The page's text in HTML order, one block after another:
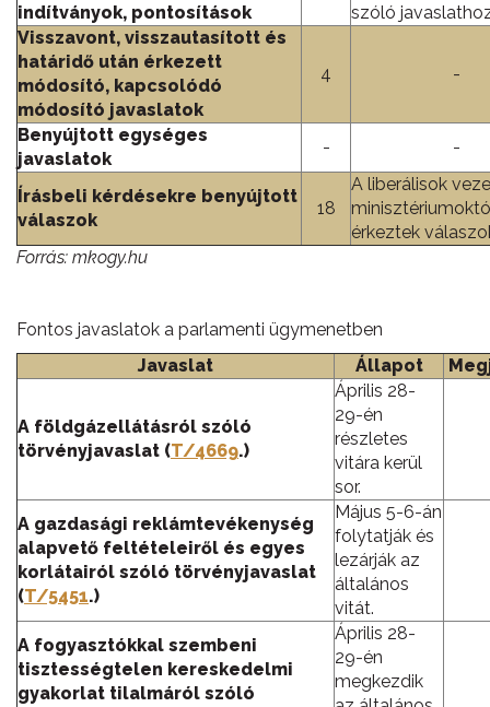
indítványok, pontosítások
szóló
Visszavont, visszautasított és
határidő után érkezett
módosító, kapcsolódó
módosító javaslatok
4 -
Benyújtott egységes
javaslatok
- -
Írásbeli kérdésekre benyújtott
válaszok
18
A liberálisok
érkeztek
Forrás: mkogy.hu
Fontos javaslatok a parlamenti ügymenetben
Javaslat
Állapot
A földgázellátásról szóló
törvényjavaslat (T/4669.)
Április 28-
29-én
részletes
vitára kerül
sor.
A gazdasági reklámtevékenység
alapvető feltételeiről és egyes
korlátairól szóló törvényjavaslat
(T/5451.)
Május 5-6-án
folytatják és
lezárják az
általános
vitát.
A fogyasztókkal szembeni
tisztességtelen kereskedelmi
gyakorlat tilalmáról szóló
Április 28-
29-én
megkezdik